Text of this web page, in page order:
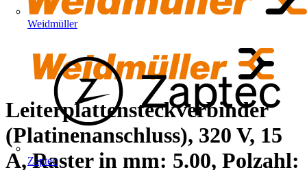
Weidmüller
Zaptec
Leiterplattensteckverbinder
(Platinenanschluss), 320 V, 15
A, Raster in mm: 5.00, Polzahl: